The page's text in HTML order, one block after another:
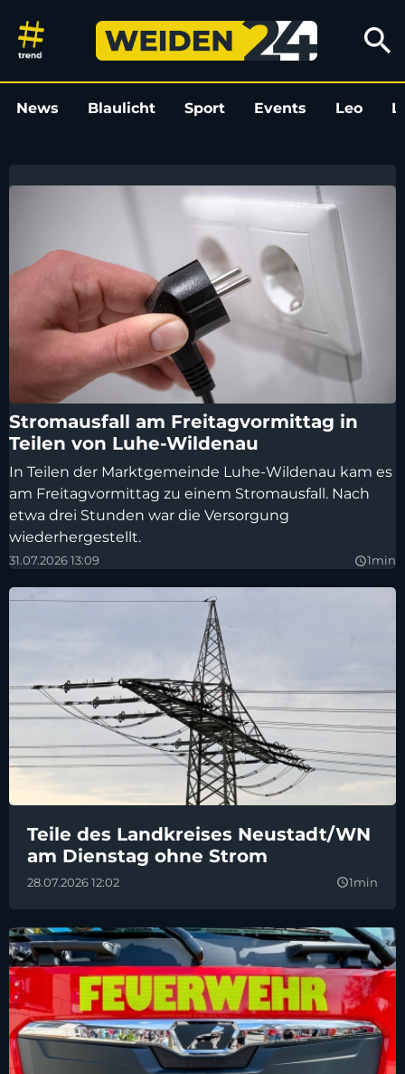
Weiden24
search
News Blaulicht Sport Events Leo
Stromausfall am Freitagvormittag in
Teilen von Luhe-Wildenau
In Teilen der Marktgemeinde Luhe-Wildenau kam es
am Freitagvormittag zu einem Stromausfall. Nach
etwa drei Stunden war die Versorgung
wiederhergestellt.
31.07.2026 13:09 query_builder1min
Teile des Landkreises Neustadt/WN
am Dienstag ohne Strom
28.07.2026 12:02 query_builder1min